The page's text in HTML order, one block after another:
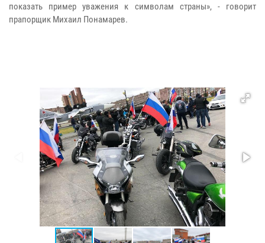
показать пример уважения к символам страны», - говорит
прапорщик Михаил Понамарев.